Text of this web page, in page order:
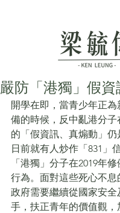
嚴防「港獨」假資
開學在即，當青少年正
備的時候，反中亂港分
的「假資訊、真煽動」仍
日前就有人炒作「831」
「港獨」分子在2019年
行為。面對這些死心不息
政府需要繼續從國家安全
手，扶正青年的價值觀